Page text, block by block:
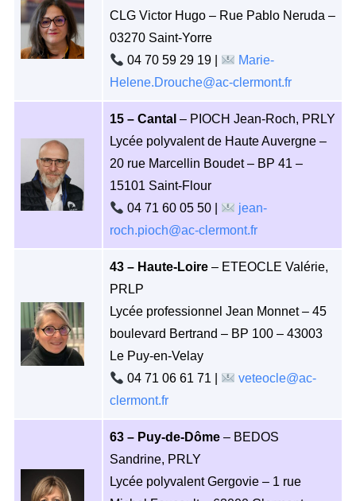
CLG Victor Hugo – Rue Pablo Neruda –
03270 Saint-Yorre
04 70 59 29 19 |
Marie-
Helene.Drouche@ac-clermont.fr
15 – Cantal – PIOCH Jean-Roch, PRLY
Lycée polyvalent de Haute Auvergne –
20 rue Marcellin Boudet – BP 41 –
15101 Saint-Flour
04 71 60 05 50 |
jean-
roch.pioch@ac-clermont.fr
43 – Haute-Loire – ETEOCLE Valérie,
PRLP
Lycée professionnel Jean Monnet – 45
boulevard Bertrand – BP 100 – 43003
Le Puy-en-Velay
04 71 06 61 71 |
veteocle@ac-
clermont.fr
63 – Puy-de-Dôme – BEDOS
Sandrine, PRLY
Lycée polyvalent Gergovie – 1 rue